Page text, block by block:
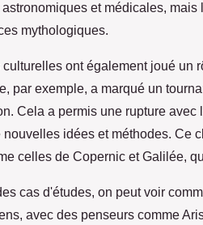
et médicales,
mythologiques.
culturelles ont également joué un
par exemple, a marqué un
Cela a permis une rupture
nouvelles idées et méthodes. Ce
celles de Copernic et Galilée,
cas d'études, on peut voir
avec des penseurs comme